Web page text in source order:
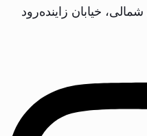
خیابان زاینده‌رود